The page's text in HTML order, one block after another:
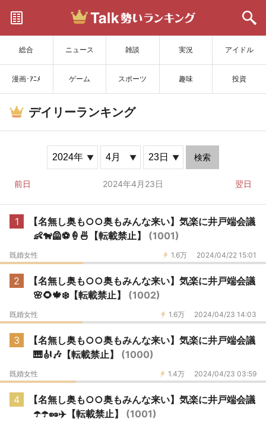
総合 ニュース 雑談 実況 アイドル
漫画･ｱﾆﾒ ゲーム スポーツ 趣味 投資
サイトを更新
デイリーランキング
検索
前日 2024年4月23日 翌日
1
【名無し奥も○○奥もみんな来い】気楽に井戸端会議
👶🐕‍🦺⚽🍦🍜【転載禁止】 (1001)
1.6万 2024/04/22 15:01
既婚女性
2
【名無し奥も○○奥もみんな来い】気楽に井戸端会議
🌸🌻🍁❄️【転載禁止】 (1002)
1.6万 2024/04/23 14:03
既婚女性
3
【名無し奥も○○奥もみんな来い】気楽に井戸端会議
🎹🎻🎶【転載禁止】 (1000)
1.4万 2024/04/23 03:59
既婚女性
4
【名無し奥も○○奥もみんな来い】気楽に井戸端会議
☂️☂️🥜✈️【転載禁止】 (1001)